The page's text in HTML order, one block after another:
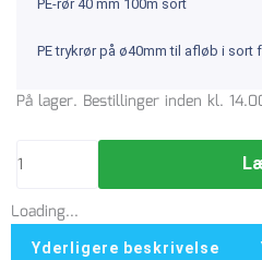
PE-rør 40 mm 100m sort
PE trykrør på ø40mm til afløb i sort
På lager. Bestillinger inden kl.
PE-
mm
sort
antal
Loading...
Yderligere beskrivelse